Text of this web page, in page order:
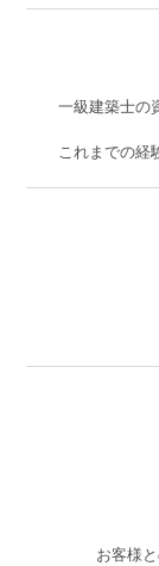
一級建築士の
これまでの経
お客様